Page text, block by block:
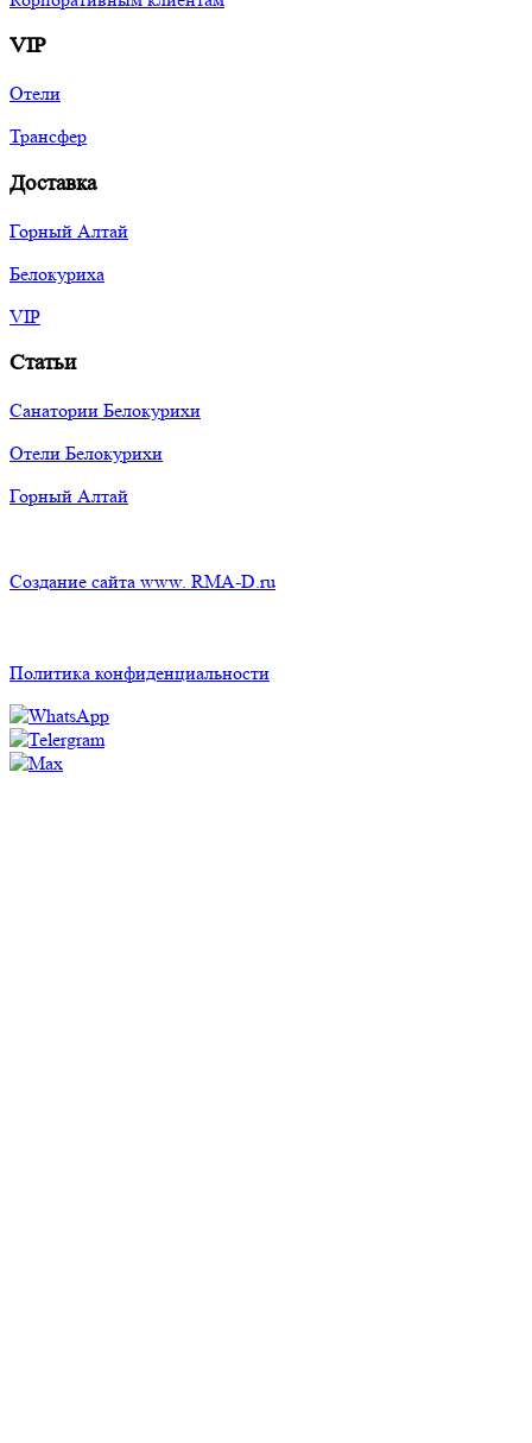
VIP
Отели
Трансфер
Доставка
Горный Алтай
Белокуриха
VIP
Статьи
Санатории Белокурихи
Отели Белокурихи
Горный Алтай
Создание сайта www. RMA-D.ru
Политика конфиденциальности